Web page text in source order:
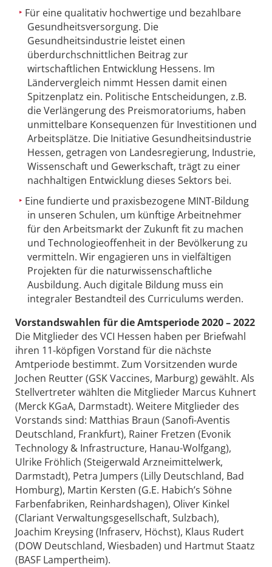
Für eine qualitativ hochwertige und bezahlbare
Gesundheitsversorgung. Die
Gesundheitsindustrie leistet einen
überdurchschnittlichen Beitrag zur
wirtschaftlichen Entwicklung Hessens. Im
Ländervergleich nimmt Hessen damit einen
Spitzenplatz ein. Politische Entscheidungen, z.B.
die Verlängerung des Preismoratoriums, haben
unmittelbare Konsequenzen für Investitionen und
Arbeitsplätze. Die Initiative Gesundheitsindustrie
Hessen, getragen von Landesregierung, Industrie,
Wissenschaft und Gewerkschaft, trägt zu einer
nachhaltigen Entwicklung dieses Sektors bei.
Eine fundierte und praxisbezogene MINT-Bildung
in unseren Schulen, um künftige Arbeitnehmer
für den Arbeitsmarkt der Zukunft fit zu machen
und Technologieoffenheit in der Bevölkerung zu
vermitteln. Wir engagieren uns in vielfältigen
Projekten für die naturwissenschaftliche
Ausbildung. Auch digitale Bildung muss ein
integraler Bestandteil des Curriculums werden.
Vorstandswahlen für die Amtsperiode 2020 – 2022
Die Mitglieder des VCI Hessen haben per Briefwahl
ihren 11-köpfigen Vorstand für die nächste
Amtperiode bestimmt. Zum Vorsitzenden wurde
Jochen Reutter (GSK Vaccines, Marburg) gewählt. Als
Stellvertreter wählten die Mitglieder Marcus Kuhnert
(Merck KGaA, Darmstadt). Weitere Mitglieder des
Vorstands sind: Matthias Braun (Sanofi-Aventis
Deutschland, Frankfurt), Rainer Fretzen (Evonik
Technology & Infrastructure, Hanau-Wolfgang),
Ulrike Fröhlich (Steigerwald Arzneimittelwerk,
Darmstadt), Petra Jumpers (Lilly Deutschland, Bad
Homburg), Martin Kersten (G.E. Habich’s Söhne
Farbenfabriken, Reinhardshagen), Oliver Kinkel
(Clariant Verwaltungsgesellschaft, Sulzbach),
Joachim Kreysing (Infraserv, Höchst), Klaus Rudert
(DOW Deutschland, Wiesbaden) und Hartmut Staatz
(BASF Lampertheim).